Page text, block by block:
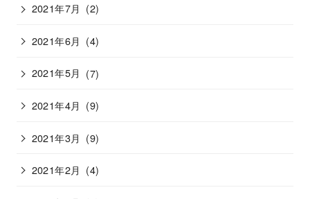
2021年7月 (2)
2021年6月 (4)
2021年5月 (7)
2021年4月 (9)
2021年3月 (9)
2021年2月 (4)